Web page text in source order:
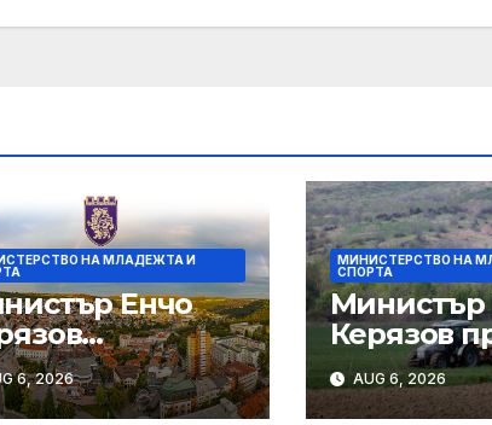
НА МЛАДЕЖТА И
Енчо
в
6, 2026
МИНИСТЕРСТВО НА
СПОРТА
Министър
Керязов
среща с
AUG 6, 2026